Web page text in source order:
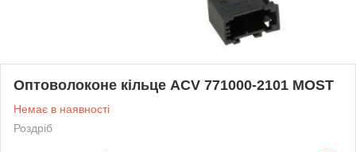
Оптоволоконе кільце ACV 771000-2101 MOST
Немає в наявності
Роздріб